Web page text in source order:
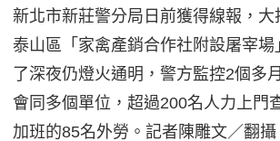
新北市新莊警分局日前獲得線報，大
泰山區「家禽產銷合作社附設屠宰場
了深夜仍燈火通明，警方監控2個多
會同多個單位，超過200名人力上門
加班的85名外勞。記者陳雕文／翻攝